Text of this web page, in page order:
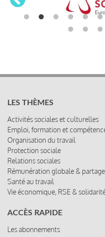
LES THÈMES
Activités sociales et culturelles
Emploi, formation et
Organisation du travail
Protection sociale
Relations sociales
Rémunération globale &
Santé au travail
Vie économique, RSE &
ACCÈS RAPIDE
Les abonnements